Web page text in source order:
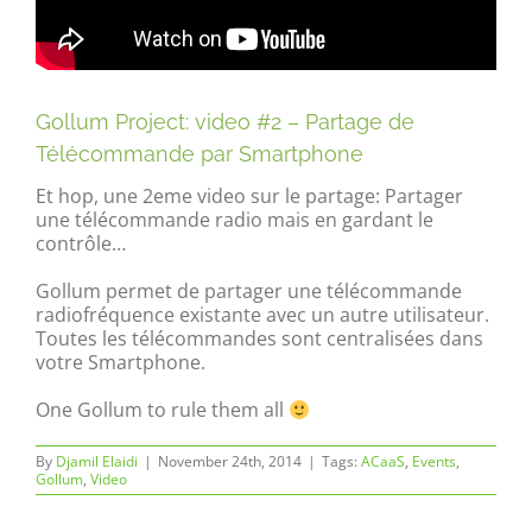
Gollum Project: video #2 – Partage de
Télécommande par Smartphone
Et hop, une 2eme video sur le partage: Partager
une télécommande radio mais en gardant le
contrôle…
Gollum permet de partager une télécommande
radiofréquence existante avec un autre utilisateur.
Toutes les télécommandes sont centralisées dans
votre Smartphone.
One Gollum to rule them all
By Djamil Elaidi | November 24th, 2014 | Tags: ACaaS, Events,
Gollum, Video